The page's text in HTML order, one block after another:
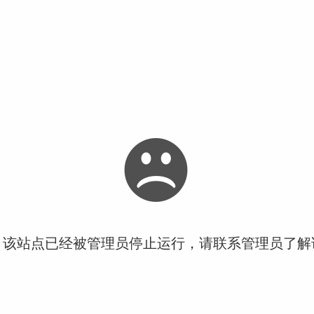
站点已经被管理员停止运行，请联系管理员了